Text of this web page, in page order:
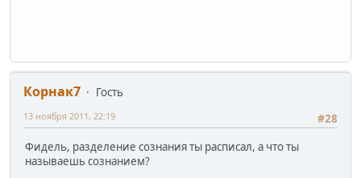
Корнак7
Гость
#28
13 ноября 2011, 22:19
Фидель, разделение сознания ты расписал, а что ты
называешь сознанием?